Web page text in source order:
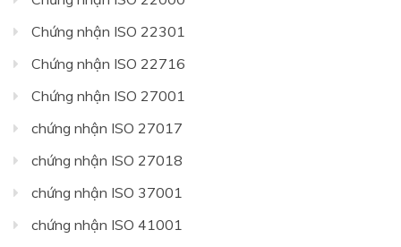
Chứng nhận ISO 22301
Chứng nhận ISO 22716
Chứng nhận ISO 27001
chứng nhận ISO 27017
chứng nhận ISO 27018
chứng nhận ISO 37001
chứng nhận ISO 41001